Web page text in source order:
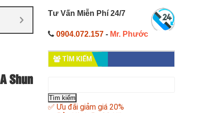
Shun
Tư Vấn Miễn Phí 24/7
0904.072.157- Mr. Phước
TÌM KIẾM
cho:
✅ Ưu đãi giảm giá 20%